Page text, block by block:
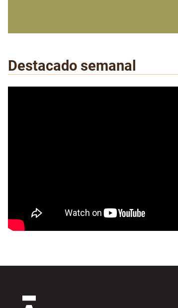
Destacado semanal